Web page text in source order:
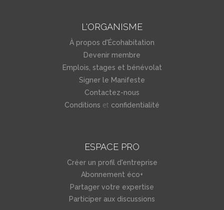
L'ORGANISME
À propos d'Écohabitation
Devenir membre
Emplois, stages et bénévolat
Signer le Manifeste
Contactez-nous
Conditions et confidentialité
ESPACE PRO
Créer un profil d'entreprise
Abonnement éco+
Partager votre expertise
Participer aux discussions